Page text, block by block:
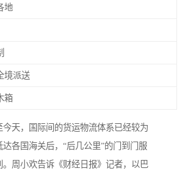
地
境派送
箱
今天，国际间的货运物流体系已经较为
达各国海关后，“后几公里”的门到门服
。周小欢告诉《财经日报》记者，以巴